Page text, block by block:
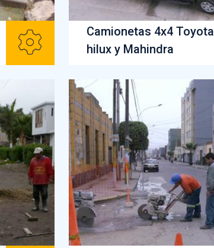
Camionetas 4x4 Toyota
hilux y Mahindra